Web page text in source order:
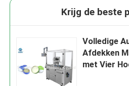
Krijg de beste
Volledige
Afdekken
met Vier